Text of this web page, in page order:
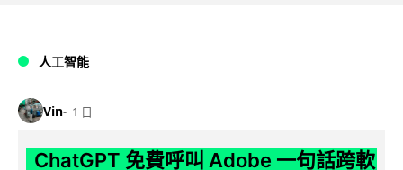
人工智能
Vin 1 日
ChatGPT 免費呼叫 Adobe 一句話跨軟